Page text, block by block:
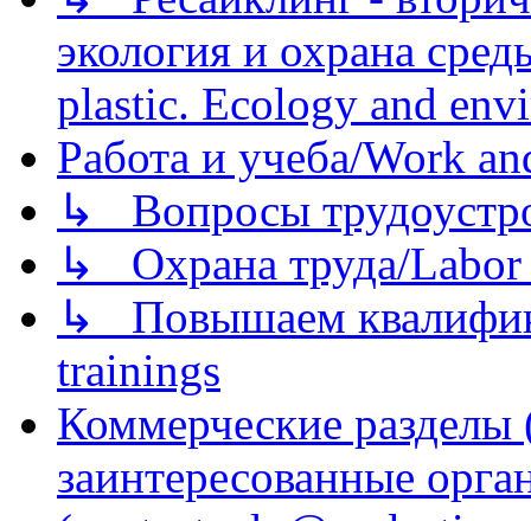
экология и охрана
plastic. Ecology and
Работа и учеба/Work
↳ Вопросы
↳ Охрана труда/Labor
↳ Повышаем
trainings
Коммерческие
заинтересованные